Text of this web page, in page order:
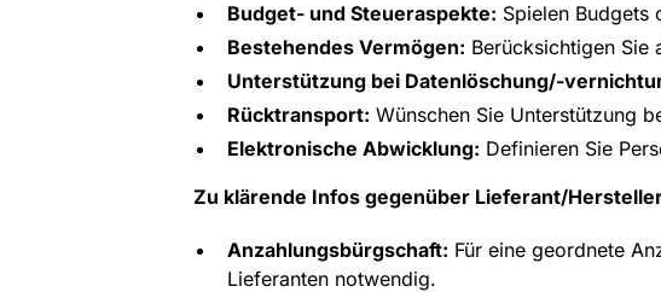
Budget- und Steueraspekte: Spielen Budgets
Bestehendes Vermögen: Berücksichtigen Sie
Unterstützung bei Datenlöschung/-
Rücktransport: Wünschen Sie Unterstützung
Elektronische Abwicklung: Definieren Sie
Zu klärende Infos gegenüber Lieferant/
Anzahlungsbürgschaft: Für eine geordnete
Lieferanten notwendig.